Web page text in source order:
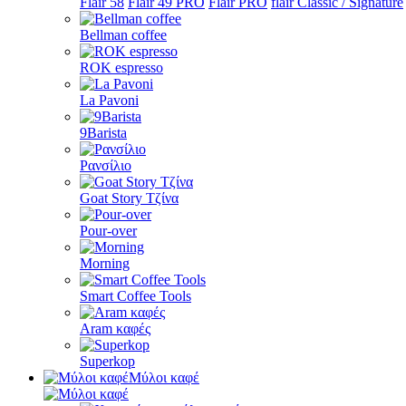
Bellman coffee
ROK espresso
La Pavoni
9Barista
Ρανσίλιο
Goat Story Τζίνα
Pour-over
Morning
Smart Coffee Tools
Aram καφές
Superkop
Μύλοι καφέ